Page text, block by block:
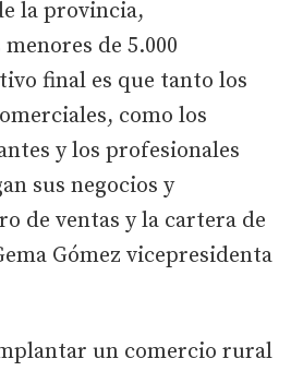
la provincia,
de 5.000
final es que tanto los
como los
y los profesionales
sus negocios y
de ventas y la cartera de
Gómez vicepresidenta
un comercio rural